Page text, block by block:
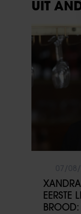
UIT
EERSTE
BROOD: